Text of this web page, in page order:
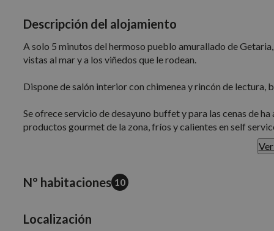
Descripción del alojamiento
A solo 5 minutos del hermoso pueblo amurallado de
vistas al mar y a los viñedos que le rodean.
Dispone de salón interior con chimenea y rincón de
Se ofrece servicio de desayuno buffet y para las cenas de
productos gourmet de la zona, fríos y calientes en self
Sus habitaciones están decoradas en un estilo acogedor, la
reducida.
Nº habitaciones 10
Localización